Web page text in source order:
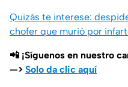
Quizás te interese:
chofer que murió por
📲 ¡Síguenos en nuestro
—> Solo da clic aquí